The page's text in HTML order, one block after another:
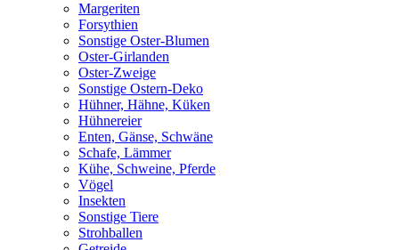
Margeriten
Forsythien
Sonstige Oster-Blumen
Oster-Girlanden
Oster-Zweige
Sonstige Ostern-Deko
Hühner, Hähne, Küken
Hühnereier
Enten, Gänse, Schwäne
Schafe, Lämmer
Kühe, Schweine, Pferde
Vögel
Insekten
Sonstige Tiere
Strohballen